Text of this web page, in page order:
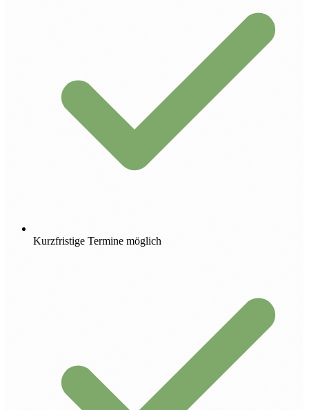
Kurzfristige Termine möglich